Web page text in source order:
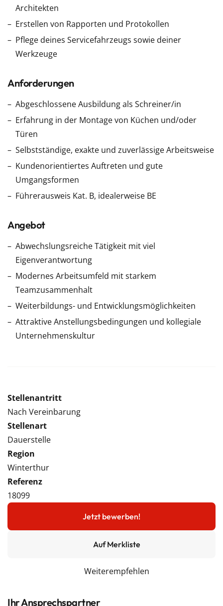
Architekten
Erstellen von Rapporten und Protokollen
Pflege deines Servicefahrzeugs sowie deiner
Werkzeuge
Anforderungen
Abgeschlossene Ausbildung als Schreiner/in
Erfahrung in der Montage von Küchen und/oder
Türen
Selbstständige, exakte und zuverlässige Arbeitsweise
Kundenorientiertes Auftreten und gute
Umgangsformen
Führerausweis Kat. B, idealerweise BE
Angebot
Abwechslungsreiche Tätigkeit mit viel
Eigenverantwortung
Modernes Arbeitsumfeld mit starkem
Teamzusammenhalt
Weiterbildungs- und Entwicklungsmöglichkeiten
Attraktive Anstellungsbedingungen und kollegiale
Unternehmenskultur
Stellenantritt
Nach Vereinbarung
Stellenart
Dauerstelle
Region
Winterthur
Referenz
18099
Jetzt bewerben!
Auf Merkliste
Weiterempfehlen
Ihr Ansprechspartner